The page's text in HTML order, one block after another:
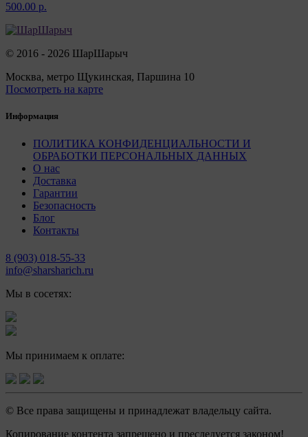
500.00 р.
© 2016 - 2026 ШарШарыч
Москва, метро Щукинская, Паршина 10
Посмотреть на карте
Информация
ПОЛИТИКА КОНФИДЕНЦИАЛЬНОСТИ И
ОБРАБОТКИ ПЕРСОНАЛЬНЫХ ДАННЫХ
О нас
Доставка
Гарантии
Безопасность
Блог
Контакты
8 (903) 018-55-33
info@sharsharich.ru
Мы в сосетях:
Мы принимаем к оплате:
© Все права защищены и принадлежат владельцу сайта.
Копирование контента запрещено и преследуется законом!